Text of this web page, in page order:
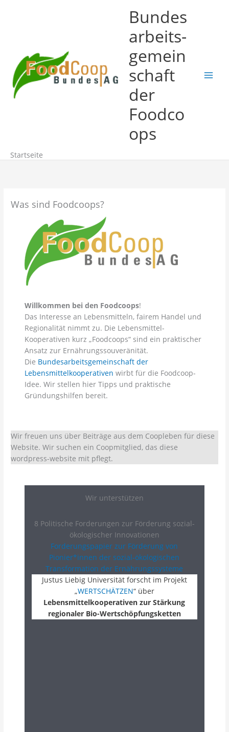
Bundes
arbeits-
gemein
schaft
der
Foodco
ops
Startseite
Was sind Foodcoops?
Willkommen bei den Foodcoops!
Das Interesse an Lebensmitteln, fairem Handel und
Regionalität nimmt zu. Die Lebensmittel-
Kooperativen kurz „Foodcoops“ sind ein praktischer
Ansatz zur Ernährungssouveränität.
Die Bundesarbeitsgemeinschaft der
Lebensmittelkooperativen wirbt für die Foodcoop-
Idee. Wir stellen hier Tipps und praktische
Gründungshilfen bereit.
Wir freuen uns über Beiträge aus dem Coopleben für diese
Website. Wir suchen ein Coopmitglied, das diese
wordpress-website mit pflegt.
Wir unterstützen
8 Politische Forderungen zur Förderung sozial-
ökologischer Innovationen
Forderungspapier zur Förderung von
Pionier*innen der sozial-ökologischen
Transformation der Ernährungssysteme
Justus Liebig Universität forscht im Projekt
„WERTSCHÄTZEN“ über
Lebensmittelkooperativen zur Stärkung
regionaler Bio-Wertschöpfungsketten